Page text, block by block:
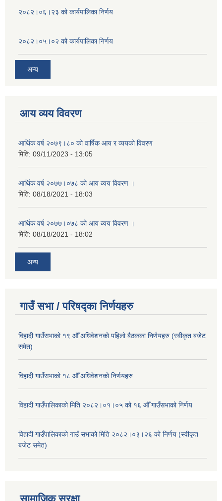
२०८२।०६।२३ को कार्यपालिका निर्णय
२०८२।०५।०२ को कार्यपालिका निर्णय
अन्य
आय व्यय विवरण
आर्थिक वर्ष २०७९।८० को वार्षिक आय र व्ययको विवरण
मिति: 09/11/2023 - 13:05
आर्थिक वर्ष २०७७।०७८ को आय व्यय विवरण ।
मिति: 08/18/2021 - 18:03
आर्थिक वर्ष २०७७।०७८ को आय व्यय विवरण ।
मिति: 08/18/2021 - 18:02
अन्य
गाउँ सभा / परिषद्का निर्णयहरु
विहादी गाउँसभाको १९ औँ अधिवेशनको पहिलो बैठकका निर्णयहरु (स्वीकृत बजेट
समेत)
विहादी गाउँसभाको १८ औँ अधिवेशनको निर्णयहरु
विहादी गाउँपालिकाको मिति २०८२।०१।०५ को १६ औँ गाउँसभाको निर्णय
विहादी गाउँपालिकाको गाउँ सभाको मिति २०८२।०३।२६ को निर्णय (स्वीकृत
बजेट समेत)